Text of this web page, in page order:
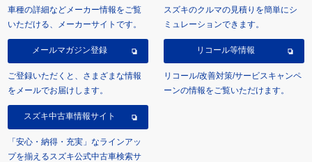
車種の詳細などメーカー情報をご覧
いただける、メーカーサイトです。
スズキのクルマの見積りを簡単にシ
ミュレーションできます。
メールマガジン登録
ご登録いただくと、さまざまな情報
をメールでお届けします。
リコール等情報
リコール/改善対策/サービスキャンペ
ーンの情報をご覧いただけます。
スズキ中古車情報サイト
「安心・納得・充実」なラインアッ
プを揃えるスズキ公式中古車検索サ